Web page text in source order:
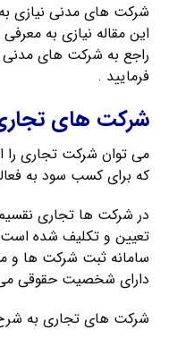
شرکت های مدنی نیازی
این مقاله نیازی به
راجع به شرکت های مدنی
فرمایید .
شرکت های
می توان شرکت تجاری
که برای کسب سود به
در شرکت ها تجاری
تعیین و تکلیف شده است
سامانه ثبت شرکت ها و
دارای شخصیت حقوقی
شرکت های تجاری به